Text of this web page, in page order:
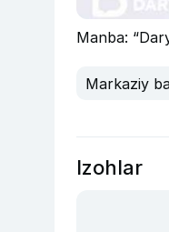
Manba:
Markaziy
Izohlar